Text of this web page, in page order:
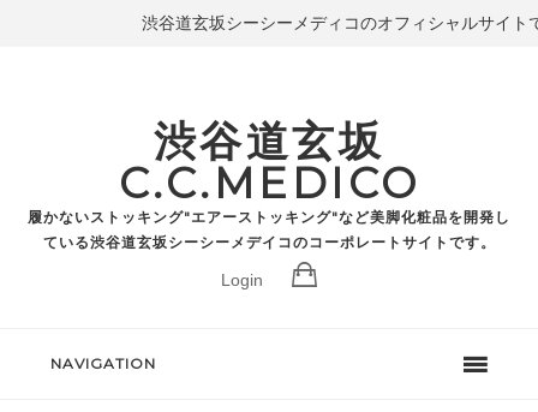
渋谷道玄坂
C.C.MEDICO
履かないストッキング"エアーストッキング"など美脚化粧品を開発し
ている渋谷道玄坂シーシーメデイコのコーポレートサイトです。
Login
NAVIGATION
渋谷道玄坂シーシーメディコのオフィシャルサイト